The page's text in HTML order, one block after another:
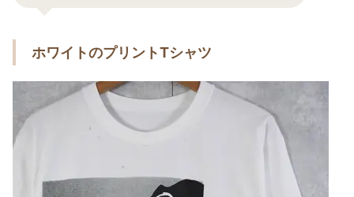
ホワイトのプリントTシャツ